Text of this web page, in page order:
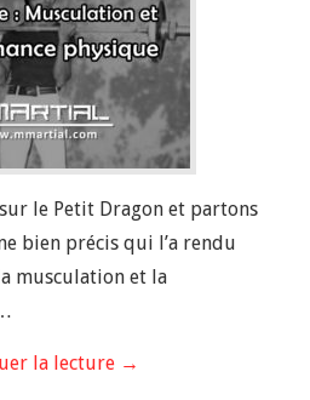
le Petit Dragon et partons
bien précis qui l’a rendu
musculation et la
la lecture →